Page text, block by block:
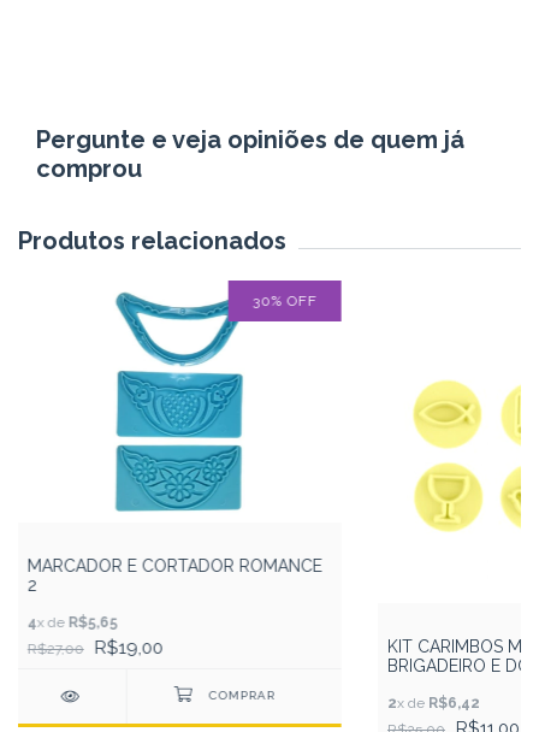
Pergunte e veja opiniões de quem já
comprou
Produtos relacionados
30%OFF
MARCADOR E CORTADOR ROMANCE
2
4x de R$5,65
R$27,00
R$19,00
KIT CARIMBOS
BRIGADEIRO E
2x de R$6,42